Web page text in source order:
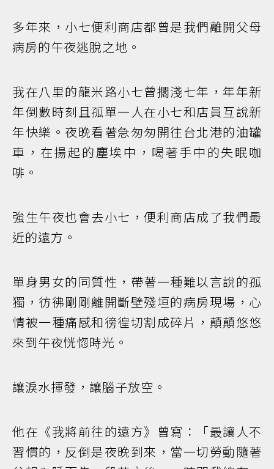
多年來，小七便利商店都曾是我們離開父母
病房的午夜逃脫之地。
我在八里的龍米路小七曾擱淺七年，年年新
年倒數時刻且孤單一人在小七和店員互說新
年快樂。夜晚看著急匆匆開往台北港的油罐
車，在揚起的塵埃中，喝著手中的失眠咖
啡。
強生午夜也會去小七，便利商店成了我們最
近的遠方。
單身男女的同質性，帶著一種難以言說的孤
獨，彷彿剛剛離開斷壁殘垣的病房現場，心
情被一種痛感和徬徨切割成碎片，顛顛悠悠
來到午夜恍惚時光。
讓淚水揮發，讓腦子放空。
他在《我將前往的遠方》曾寫：「最讓人不
習慣的，反倒是夜晚到來，當一切勞動隨著